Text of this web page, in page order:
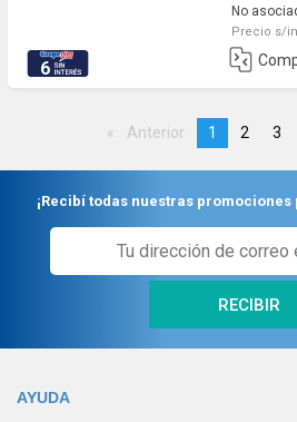
6
No
Precio s/
Anterior pageYou're
1 page
2 3
¡Recibí todas nuestras
RECIBIR
AYUDA